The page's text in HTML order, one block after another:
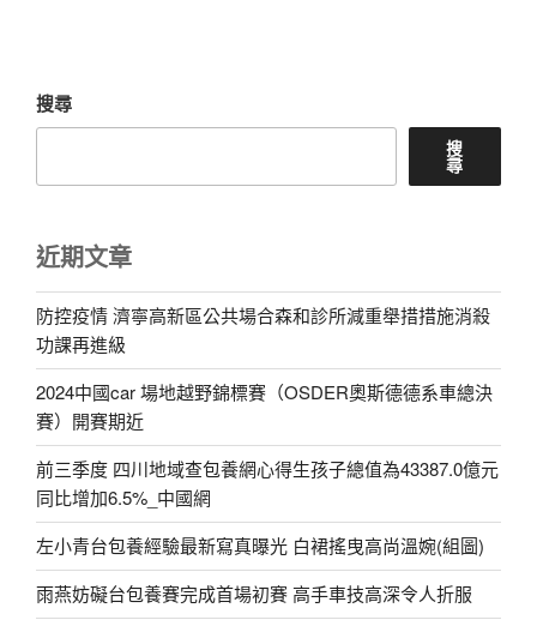
搜尋
搜
尋
近期文章
防控疫情 濟寧高新區公共場合森和診所減重舉措措施消殺
功課再進級
2024中國car 場地越野錦標賽（OSDER奧斯德德系車總決
賽）開賽期近
前三季度 四川地域查包養網心得生孩子總值為43387.0億元
同比增加6.5%_中國網
左小青台包養經驗最新寫真曝光 白裙搖曳高尚溫婉(組圖)
雨燕妨礙台包養賽完成首場初賽 高手車技高深令人折服